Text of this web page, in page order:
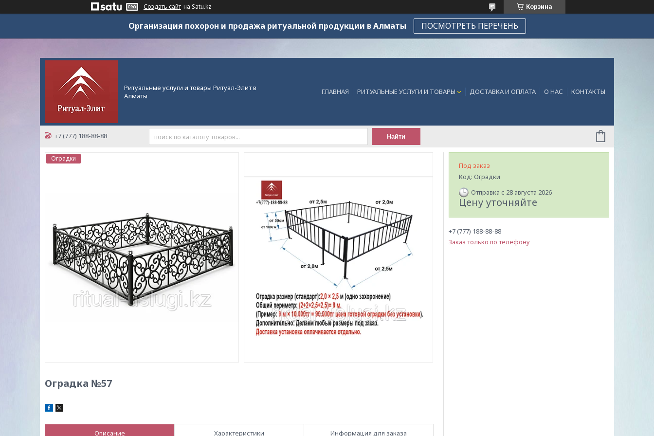
Создать сайт на Satu.kz Корзина
Организация похорон и продажа ритуальной продукции в Алматы ПОСМОТРЕТЬ ПЕРЕЧЕНЬ
Ритуальные услуги и товары Ритуал-Элит в
Алматы
ГЛАВНАЯ РИТУАЛЬНЫЕ УСЛУГИ И ТОВАРЫ ДОСТАВКА И ОПЛАТА О НАС КОНТАКТЫ
+7 (777) 188-88-88 Найти
Оградки
Оградка №57
Описание Характеристики Информация для заказа
Под заказ
Код: Оградки
Отправка с 28 августа 2026
Цену уточняйте
+7 (777) 188-88-88
Заказ только по телефону